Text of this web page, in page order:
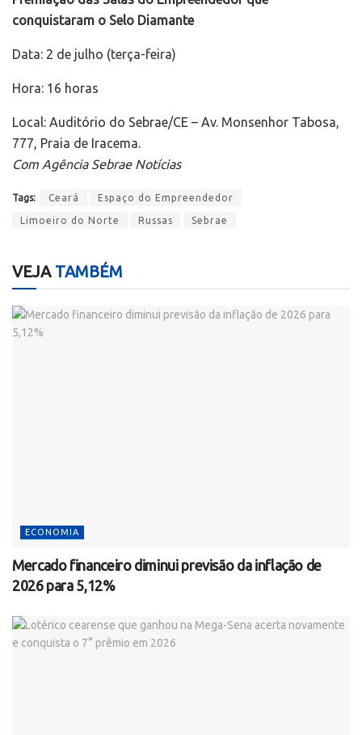
conquistaram o Selo Diamante
Data: 2 de julho (terça-feira)
Hora: 16 horas
Local: Auditório do Sebrae/CE – Av. Monsenhor Tabosa,
777, Praia de Iracema.
Com Agência Sebrae Notícias
Tags: Ceará Espaço do Empreendedor
Limoeiro do Norte Russas Sebrae
VEJATAMBÉM
ECONOMIA
Mercado financeiro diminui previsão da inflação de
2026 para 5,12%